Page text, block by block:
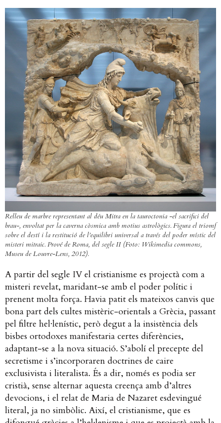
Relleu de marbre representant al déu Mitra en la tauroctonia -el sacrifici del
brau-, envoltat per la caverna còsmica amb motius astrològics. Figura el triomf
sobre el destí i la restitució de l’equilibri universal a través del poder místic del
misteri mitraic. Prové de Roma, del segle II (Foto: Wikimedia commons,
Museu de Louvre-Lens, 2012).
A partir del segle IV el cristianisme es projectà com a
misteri revelat, maridant-se amb el poder polític i
prenent molta força. Havia patit els mateixos canvis que
bona part dels cultes mistèric-orientals a Grècia, passant
pel filtre hel·lenístic, però degut a la insistència dels
bisbes ortodoxes manifestaria certes diferències,
adaptant-se a la nova situació. S’abolí el precepte del
secretisme i s’incorporaren doctrines de caire
exclusivista i literalista. És a dir, només es podia ser
cristià, sense alternar aquesta creença amb d’altres
devocions, i el relat de Maria de Nazaret esdevingué
literal, ja no simbòlic. Així, el cristianisme, que es